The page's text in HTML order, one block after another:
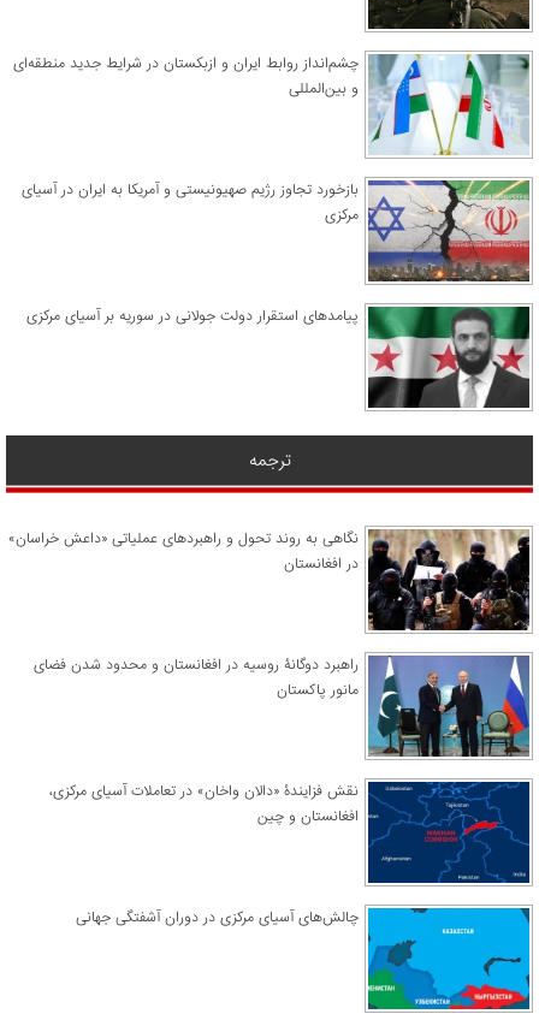
چشم‌انداز روابط ایران و ازبکستان در شرایط جدید منطقه‌ای
و بین‌المللی
​بازخورد تجاوز رژیم صهیونیستی و آمریکا به ایران در آسیای
مرکزی
پیامدهای استقرار دولت جولانی در سوریه بر آسیای مرکزی
ترجمه
نگاهی به روند تحول و راهبردهای عملیاتی «داعش خراسان»
در افغانستان
راهبرد دوگانۀ روسیه در افغانستان و محدود شدن فضای
مانور پاکستان
نقش فزایندۀ «دالان واخان» در تعاملات آسیای مرکزی،
افغانستان و چین
چالش‌های آسیای مرکزی در دوران آشفتگی جهانی